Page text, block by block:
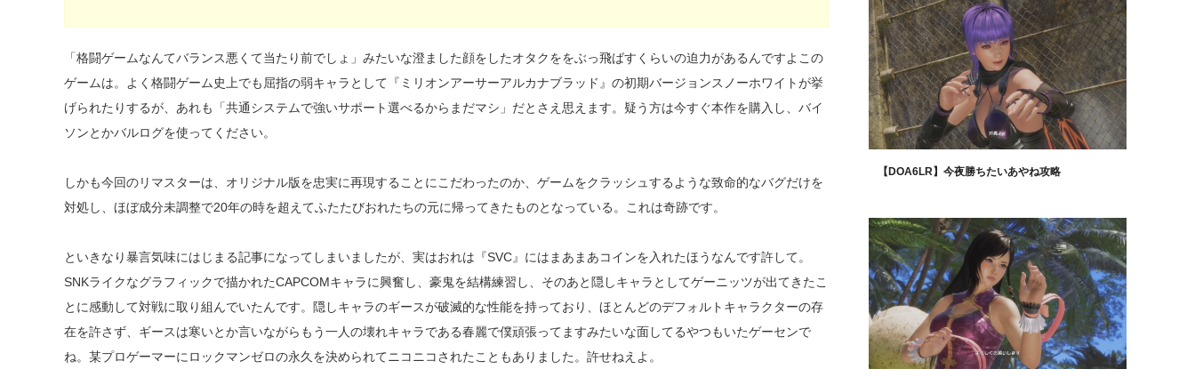
「格闘ゲームなんてバランス悪くて当たり前でしょ」みたいな澄ました顔をしたオタクををぶっ飛ばすくらいの迫力があるんですよこの
ゲームは。よく格闘ゲーム史上でも屈指の弱キャラとして『ミリオンアーサーアルカナブラッド』の初期バージョンスノーホワイトが挙
げられたりするが、あれも「共通システムで強いサポート選べるからまだマシ」だとさえ思えます。疑う方は今すぐ本作を購入し、バイ
ソンとかバルログを使ってください。
しかも今回のリマスターは、オリジナル版を忠実に再現することにこだわったのか、ゲームをクラッシュするような致命的なバグだけを
対処し、ほぼ成分未調整で20年の時を超えてふたたびおれたちの元に帰ってきたものとなっている。これは奇跡です。
といきなり暴言気味にはじまる記事になってしまいましたが、実はおれは『SVC』にはまあまあコインを入れたほうなんです許して。
SNKライクなグラフィックで描かれたCAPCOMキャラに興奮し、豪鬼を結構練習し、そのあと隠しキャラとしてゲーニッツが出てきたこ
とに感動して対戦に取り組んでいたんです。隠しキャラのギースが破滅的な性能を持っており、ほとんどのデフォルトキャラクターの存
在を許さず、ギースは寒いとか言いながらもう一人の壊れキャラである春麗で僕頑張ってますみたいな面してるやつもいたゲーセンで
ね。某プロゲーマーにロックマンゼロの永久を決められてニコニコされたこともありました。許せねえよ。
【DOA6LR】今夜勝ちたいあやね攻略